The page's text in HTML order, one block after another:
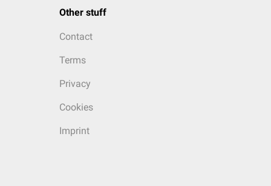
Other stuff
Contact
Terms
Privacy
Cookies
Imprint